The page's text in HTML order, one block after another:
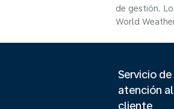
de gestión.
World
Servicio de
atención al
cliente